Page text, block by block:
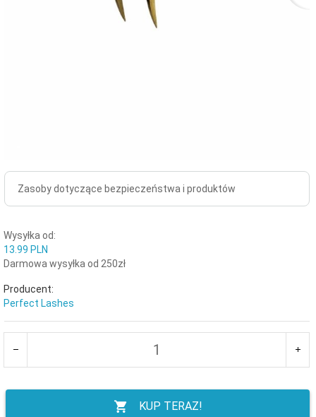
Zasoby dotyczące bezpieczeństwa i produktów
Wysyłka od:
13.99 PLN
Darmowa wysyłka od 250zł
Producent:
Perfect Lashes
KUP TERAZ!